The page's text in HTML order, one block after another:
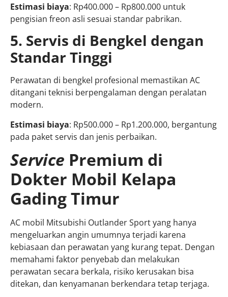
Estimasi biaya: Rp400.000 – Rp800.000 untuk
pengisian freon asli sesuai standar pabrikan.
5. Servis di Bengkel dengan
Standar Tinggi
Perawatan di bengkel profesional memastikan AC
ditangani teknisi berpengalaman dengan peralatan
modern.
Estimasi biaya: Rp500.000 – Rp1.200.000, bergantung
pada paket servis dan jenis perbaikan.
Service Premium di
Dokter Mobil Kelapa
Gading Timur
AC mobil Mitsubishi Outlander Sport yang hanya
mengeluarkan angin umumnya terjadi karena
kebiasaan dan perawatan yang kurang tepat. Dengan
memahami faktor penyebab dan melakukan
perawatan secara berkala, risiko kerusakan bisa
ditekan, dan kenyamanan berkendara tetap terjaga.